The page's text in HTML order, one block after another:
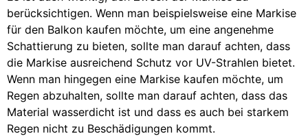
berücksichtigen. Wenn man beispielsweise eine Markise
für den Balkon kaufen möchte, um eine angenehme
Schattierung zu bieten, sollte man darauf achten, dass
die Markise ausreichend Schutz vor UV-Strahlen bietet.
Wenn man hingegen eine Markise kaufen möchte, um
Regen abzuhalten, sollte man darauf achten, dass das
Material wasserdicht ist und dass es auch bei starkem
Regen nicht zu Beschädigungen kommt.